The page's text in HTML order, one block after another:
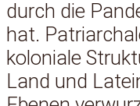
durch die
hat.
koloniale
Land und